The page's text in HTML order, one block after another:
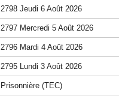
2798 Jeudi 6 Août 2026
2797 Mercredi 5 Août 2026
2796 Mardi 4 Août 2026
2795 Lundi 3 Août 2026
Prisonnière (TEC)